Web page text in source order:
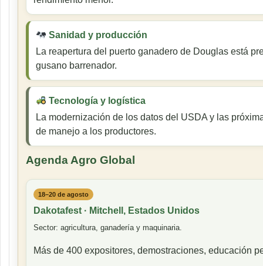
Sanidad y producción
La reapertura del puerto ganadero de Douglas está
gusano barrenador.
Tecnología y logística
La modernización de los datos del USDA y las
de manejo a los productores.
Agenda Agro Global
18–20 de agosto
Dakotafest · Mitchell, Estados Unidos
Sector: agricultura, ganadería y maquinaria.
Más de 400 expositores, demostraciones, educación